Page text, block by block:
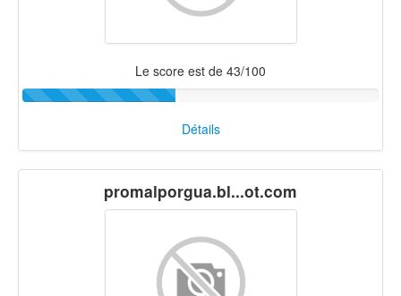
Le score est de 43/100
Détails
promalporgua.bl...ot.com